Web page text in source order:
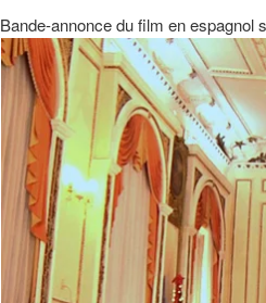
Bande-annonce du film en espagnol